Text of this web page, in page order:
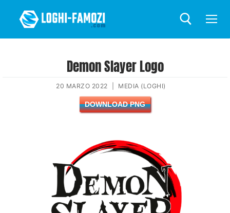
Demon Slayer Logo
20 MARZO 2022 MEDIA (LOGHI)
DOWNLOAD PNG